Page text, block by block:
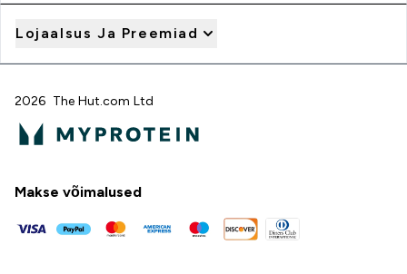
Lojaalsus Ja Preemiad
2026 The Hut.com Ltd
Makse võimalused